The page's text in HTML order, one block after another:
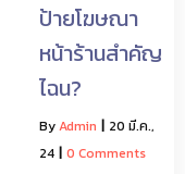
ป้ายโฆษณา
หน้าร้านสำคัญ
ไฉน?
ByAdmin | 20 มี.ค.,
24 | 0 Comments